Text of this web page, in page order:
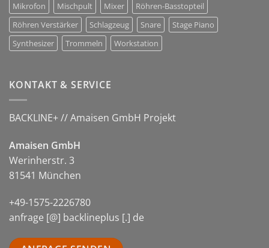
Mikrofon
Mischpult Mixer
Röhren-Basstopteil
Röhren Verstärker
Schlagzeug Snare
Stage Piano
Synthesizer
Trommeln Workstation
KONTAKT & SERVICE
BACKLINE+ // Amaisen GmbH Projekt
Amaisen GmbH
Werinherstr. 3
81541 München
+49-1575-2226780
anfrage [@] backlineplus [.] de